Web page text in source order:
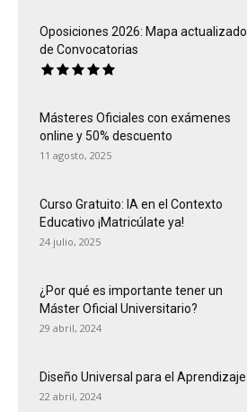
Oposiciones 2026: Mapa actualizado
de Convocatorias
Másteres Oficiales con exámenes
online y 50% descuento
11 agosto, 2025
Curso Gratuito: IA en el Contexto
Educativo ¡Matricúlate ya!
24 julio, 2025
¿Por qué es importante tener un
Máster Oficial Universitario?
29 abril, 2024
Diseño Universal para el Aprendizaje
22 abril, 2024